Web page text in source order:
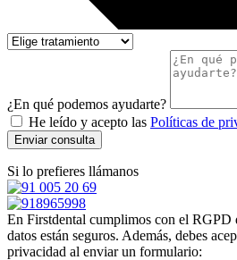
¿En qué podemos ayudarte?
He leído y acepto las Políticas de
Enviar consulta
Si lo prefieres llámanos
En Firstdental cumplimos con el RGPD
datos están seguros. Además, debes
privacidad al enviar un formulario: